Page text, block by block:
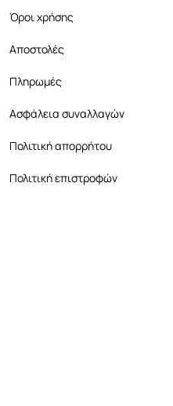
Όροι χρήσης
Αποστολές
Πληρωμές
Ασφάλεια συναλλαγών
Πολιτική απορρήτου
Πολιτική επιστροφών